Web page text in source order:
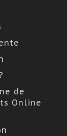
de
Online